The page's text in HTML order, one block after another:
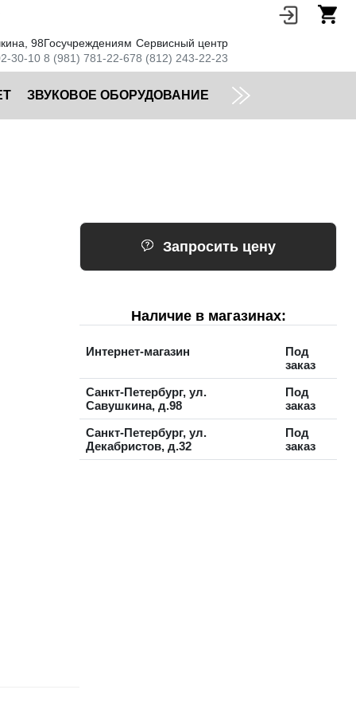
98
30-10
Госучреждениям
8 (981) 781-22-67
Сервисный центр
8 (812) 243-22-23
ЗВУКОВОЕ ОБОРУДОВАНИЕ
Запросить цену
Наличие в магазинах:
Интернет-магазин
Под
заказ
Санкт-Петербург, ул.
Савушкина, д.98
Под
заказ
Санкт-Петербург, ул.
Декабристов, д.32
Под
заказ